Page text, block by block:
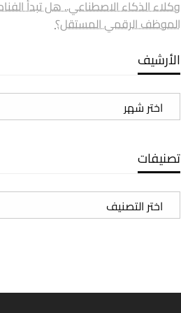
وكلاء الذكاء الاصطناعي.. هل تبدأ
الموظف الرقمي المستقل؟
الأرشيف
الأرشيف
تصنيفات
تصنيفات